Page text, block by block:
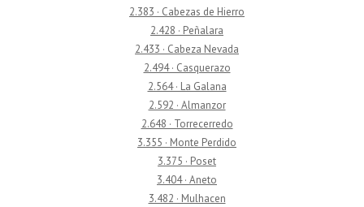
2.383 · Cabezas de Hierro
2.428 · Peñalara
2.433 · Cabeza Nevada
2.494 · Casquerazo
2.564 · La Galana
2.592 · Almanzor
2.648 · Torrecerredo
3.355 · Monte Perdido
3.375 · Poset
3.404 · Aneto
3.482 · Mulhacen